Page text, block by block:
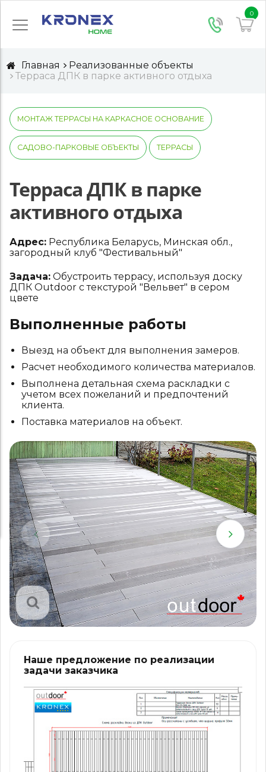
0
Главная
Реализованные объекты
Терраса ДПК в парке активного отдыха
МОНТАЖ ТЕРРАСЫ НА КАРКАСНОЕ ОСНОВАНИЕ
САДОВО-ПАРКОВЫЕ ОБЪЕКТЫ ТЕРРАСЫ
Терраса ДПК в парке
активного отдыха
Адрес: Республика Беларусь, Минская обл.,
загородный клуб "Фестивальный"
Задача: Обустроить террасу, используя доску
ДПК Outdoor с текстурой "Вельвет" в сером
цвете
Выполненные работы
Выезд на объект для выполнения замеров.
Расчет необходимого количества материалов.
Выполнена детальная схема раскладки с
учетом всех пожеланий и предпочтений
клиента.
Поставка материалов на объект.
Наше предложение по реализации
задачи заказчика